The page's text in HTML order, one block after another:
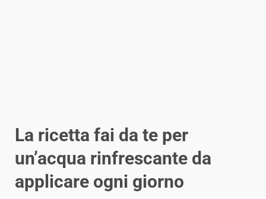
La ricetta fai da te per
un’acqua rinfrescante da
applicare ogni giorno